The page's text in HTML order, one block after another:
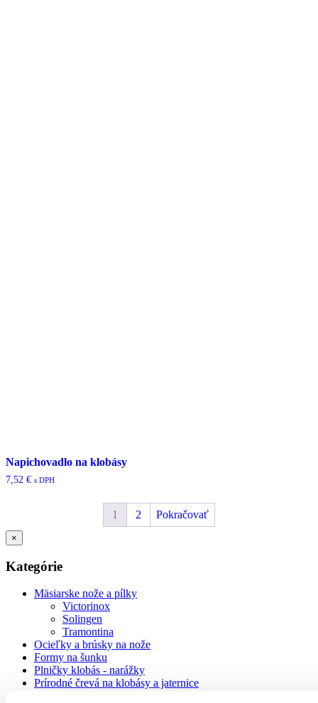
Napichovadlo na klobásy
7,52 € s DPH
1 2 Pokračovať
×
Kategórie
Mäsiarske nože a pílky
Victorinox
Solingen
Tramontina
Ocieľky a brúsky na nože
Formy na šunku
Plničky klobás - narážky
Prírodné črevá na klobásy a jaternice
Obaly na salámy, tlačenky a paštéty